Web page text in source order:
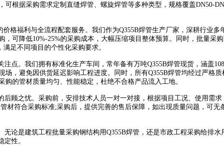
根据采购需求定制直缝焊管、螺旋焊管等多种类型，规格覆盖DN50-
价格福利与全流程配套服务。我们作为Q355B焊管生产厂家，深耕行业
可降低10%-25%的采购成本，大幅压缩项目整体预算。同时，批量采
足不同项目的个性化采购要求。
。我们拥有标准化生产车间，常年备有万吨Q355B焊管现货，涵盖
，避免因供货延迟影响工程进度。同时，所有Q355B焊管均经过严格
的管材质量均匀、性能稳定，杜绝不合格产品流入工地。
之忧。采购前，安排技术人员一对一对接，根据项目工况、使用需
符合采购标准;采购后，提供完善的售后保障，如出现质量问题，可
是建筑工程批量采购钢结构用Q355B焊管，还是市政工程采购给排水
性。